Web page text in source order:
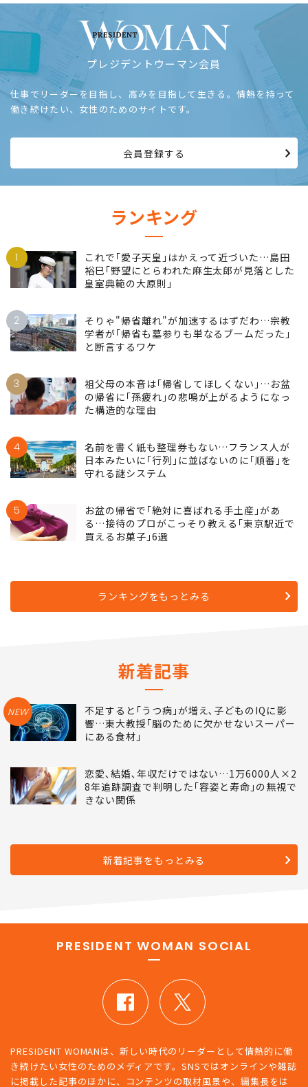
プレジデントウーマン会員
仕事でリーダーを目指し、高みを目指して生きる。情熱を持って
働き続けたい、女性のためのサイトです。
会員登録する
ランキング
1
これで｢愛子天皇｣はかえって近づいた…島田
裕巳｢野望にとらわれた麻生太郎が見落とした
皇室典範の大原則｣
2
そりゃ"帰省離れ"が加速するはずだわ…宗教
学者が｢帰省も墓参りも単なるブームだった｣
と断言するワケ
3
祖父母の本音は｢帰省してほしくない｣…お盆
の帰省に｢孫疲れ｣の悲鳴が上がるようになっ
た構造的な理由
4
名前を書く紙も整理券もない…フランス人が
日本みたいに｢行列｣に並ばないのに｢順番｣を
守れる謎システム
5
お盆の帰省で｢絶対に喜ばれる手土産｣があ
る…接待のプロがこっそり教える｢東京駅近で
買えるお菓子｣6選
ランキングをもっとみる
新着記事
NEW
不足すると｢うつ病｣が増え､子どものIQに影
響…東大教授｢脳のために欠かせないスーパー
にある食材｣
恋愛､結婚､年収だけではない…1万6000人×2
8年追跡調査で判明した｢容姿と寿命｣の無視で
きない関係
新着記事をもっとみる
PRESIDENT WOMAN SOCIAL
PRESIDENT WOMANは、新しい時代のリーダーとして情熱的に働
き続けたい女性のためのメディアです。SNSではオンラインや雑誌
に掲載した記事のほかに、コンテンツの取材風景や、編集長をは